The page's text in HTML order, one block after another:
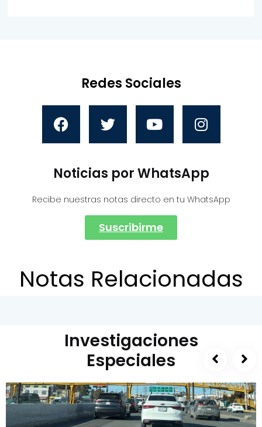
Redes Sociales
Noticias por WhatsApp
Recibe nuestras notas directo en tu WhatsApp
Suscribirme
Notas Relacionadas
Investigaciones
Especiales